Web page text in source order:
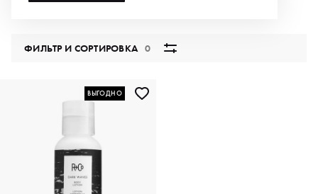
ФИЛЬТР И СОРТИРОВКА0
ВЫГОДНО